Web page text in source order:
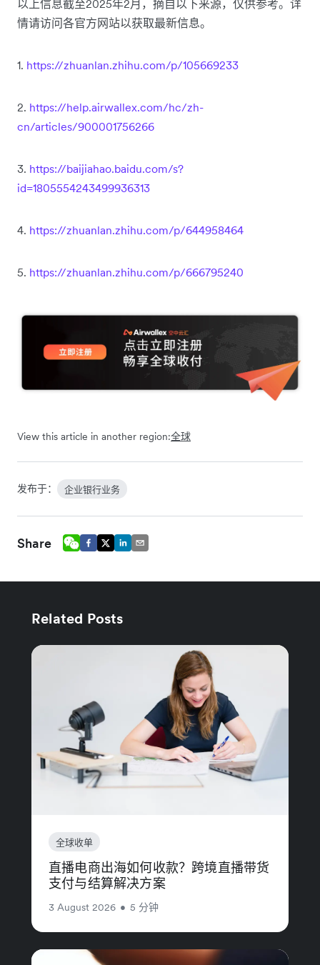
以上信息截至2025年2月，摘自以下来源，仅供参考。详
情请访问各官方网站以获取最新信息。
1. https://zhuanlan.zhihu.com/p/105669233
2. https://help.airwallex.com/hc/zh-
cn/articles/900001756266
3. https://baijiahao.baidu.com/s?
id=1805554243499936313
4. https://zhuanlan.zhihu.com/p/644958464
5. https://zhuanlan.zhihu.com/p/666795240
View this article in another region:全球
发布于： 企业银行业务
Share
Related Posts
全球收单
直播电商出海如何收款？跨境直播带货
支付与结算解决方案
3 August 2026 • 5 分钟